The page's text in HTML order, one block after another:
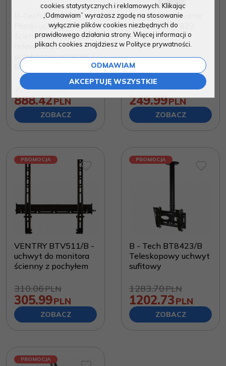
B-Tech BT9903
Płaski uchwyt
ścienny do montażu
telewizora o
przekątnej powyżej
65"
1213.00PLN
888.42PLN
ZOBACZ
B-Tech Mocowanie
sufitowe BT7822
253.50PLN
249.99PLN
ZOBACZ
PROMOCJA
VENTRY BTV511/B -
uchwyt do monitora
ścienny z pochyłem
310.06PLN
305.99PLN
ZOBACZ
PROMOCJA
B - Tech BT8423/B
Teleskopowy uchwyt
sufitowy
1283.70PLN
1202.73PLN
ZOBACZ
PROMOCJA
cookies statystycznych i reklamowych. Klikając
„Odmawiam” wyrażasz zgodę na stosowanie
wyłącznie plików cookies niezbędnych do
prawidłowego działania strony. Więcej informacji o
plikach cookies znajdziesz w Polityce prywatności.
ODMAWIAM
AKCEPTUJĘ WSZYSTKIE